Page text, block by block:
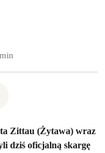
Zittau (Żytawa) wraz
dziś oficjalną skargę